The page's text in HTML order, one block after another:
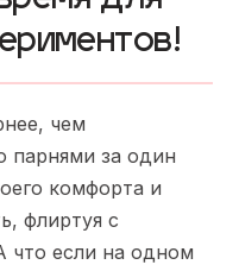
чем
парнями за один
комфорта и
флиртуя с
что если на одном